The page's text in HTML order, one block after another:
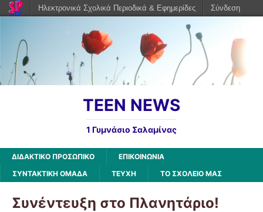
TEEN NEWS
1 Γυμνάσιο Σαλαμίνας
ΔΙΔΑΚΤΙΚΟ ΠΡΟΣΩΠΙΚΟ
ΕΠΙΚΟΙΝΩΝΙΑ
ΣΥΝΤΑΚΤΙΚΗ ΟΜΑΔΑ
ΤΕΥΧΗ ΤΟ ΣΧΟΛΕΙΟ ΜΑΣ
Συνέντευξη στο Πλανητάριο!
Ηλεκτρονικά Σχολικά Περιοδικά & Εφημερίδες Σύνδεση